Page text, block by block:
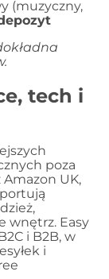
(muzyczny,
tech i
poza
UK,
wnętrz. Easy
i B2B, w
i